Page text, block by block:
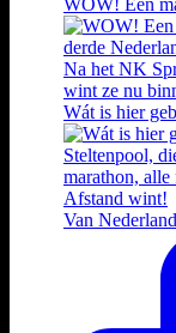
WOW! Een
Wát is hier
Van